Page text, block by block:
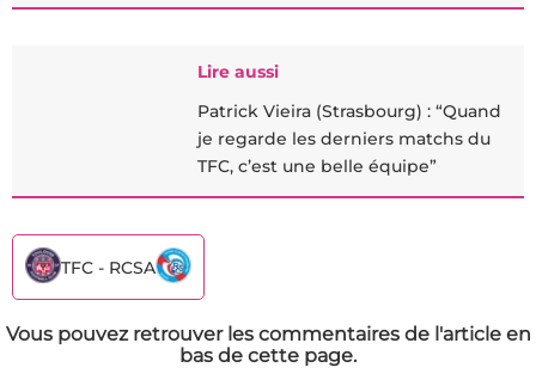
Lire aussi
Patrick Vieira (Strasbourg) : “Quand
je regarde les derniers matchs du
TFC, c’est une belle équipe”
TFC - RCSA
Vous pouvez retrouver les commentaires de l'article en
bas de cette page.